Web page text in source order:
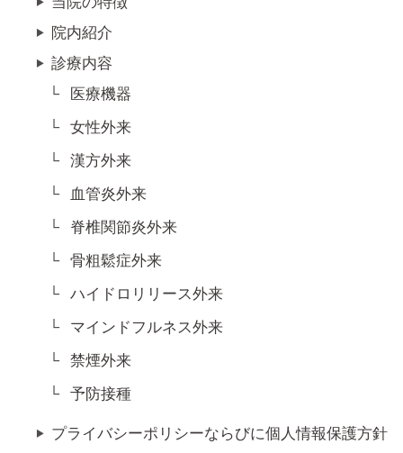
院内紹介
診療内容
医療機器
女性外来
漢方外来
血管炎外来
脊椎関節炎外来
骨粗鬆症外来
ハイドロリリース外来
マインドフルネス外来
禁煙外来
予防接種
プライバシーポリシーならびに個人情報保護方針